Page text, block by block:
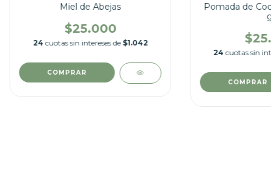
Miel de Abejas
$25.000
24 cuotas sin intereses de $1.042
COMPRAR
Pomada de
24 cuotas sin
COMPRAR